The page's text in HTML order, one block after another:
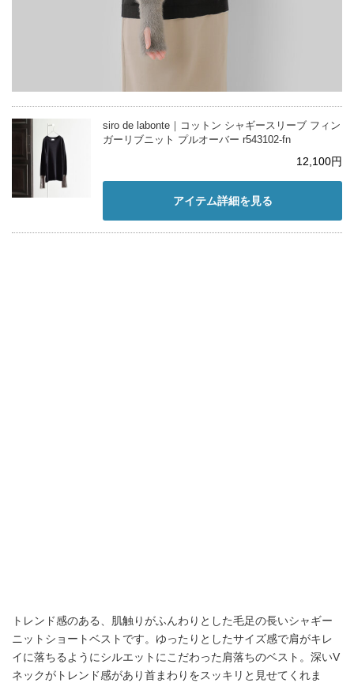
siro de labonte｜コットン シャギースリーブ フィン
ガーリブニット プルオーバー r543102-fn
12,100円
アイテム詳細を見る
トレンド感のある、肌触りがふんわりとした毛足の長いシャギー
ニットショートベストです。ゆったりとしたサイズ感で肩がキレ
イに落ちるようにシルエットにこだわった肩落ちのベスト。深いV
ネックがトレンド感があり首まわりをスッキリと見せてくれま